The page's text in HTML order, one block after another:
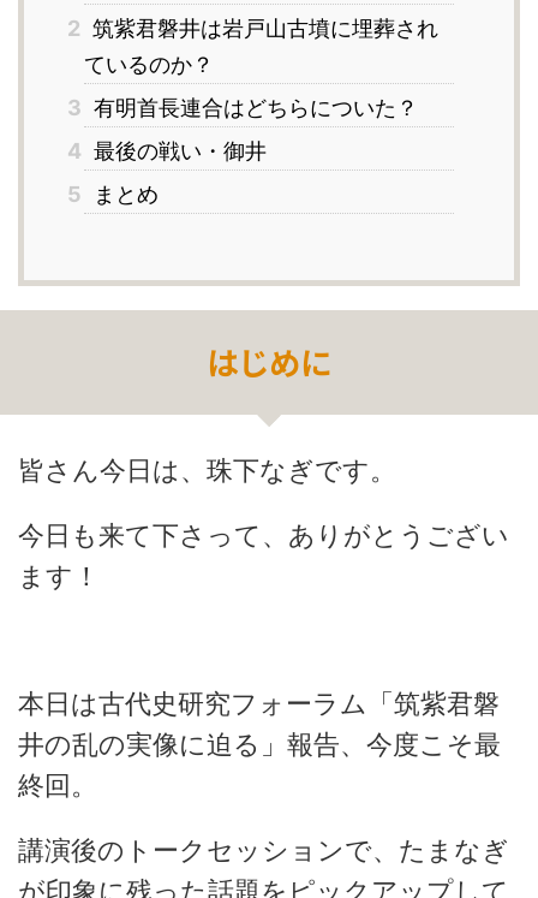
2 筑紫君磐井は岩戸山古墳に埋葬され
ているのか？
3 有明首長連合はどちらについた？
4 最後の戦い・御井
5
まとめ
はじめに
皆さん今日は、珠下なぎです。
今日も来て下さって、ありがとうござい
ます！
本日は古代史研究フォーラム「筑紫君磐
井の乱の実像に迫る」報告、今度こそ最
終回。
講演後のトークセッションで、たまなぎ
が印象に残った話題をピックアップして